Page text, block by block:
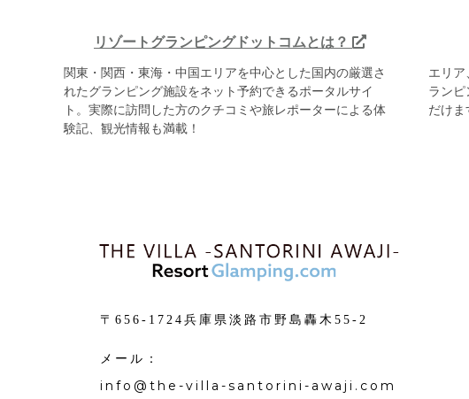
リゾートグランピングドットコムとは？
関東・関西・東海・中国エリアを中心とした国内の厳選さ
れたグランピング施設をネット予約できるポータルサイ
ト。実際に訪問した方のクチコミや旅レポーターによる体
験記、観光情報も満載！
エリア
ランピ
だけま
〒656-1724兵庫県淡路市野島轟木55-2
メール：
info@the-villa-santorini-awaji.com